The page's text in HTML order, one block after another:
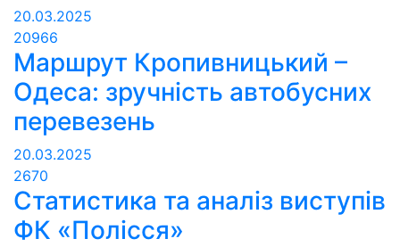
20.03.2025
20966
Маршрут Кропивницький –
Одеса: зручність автобусних
перевезень
20.03.2025
2670
Статистика та аналіз виступів
ФК «Полісся»